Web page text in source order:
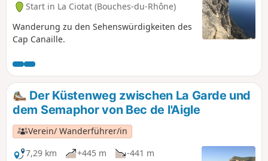
Start in La Ciotat (Bouches-du-Rhône)
Wanderung zu den Sehenswürdigkeiten des
Cap Canaille.
Der Küstenweg zwischen La Garde und
dem Semaphor von Bec de l'Aigle
Verein/ Wanderführer/in
7,29 km
+445 m
-441 m